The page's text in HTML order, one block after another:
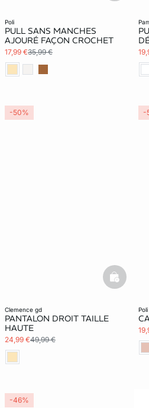
poli
PULL SANS MANCHES
AJOURÉ FAÇON CROCHET
17,99 €35,99 €
clemence gd
PANTALON DROIT TAILLE
HAUTE
24,99 €49,99 €
basketfull
-50% -
-46%